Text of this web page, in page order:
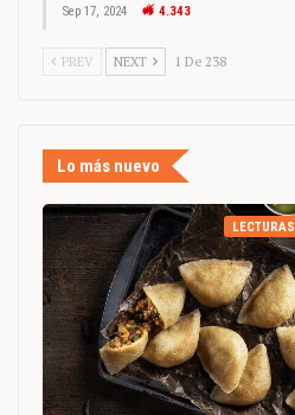
Sep 17, 2024 4.343
PREV NEXT 1 De 238
Lo más nuevo
LECTURAS